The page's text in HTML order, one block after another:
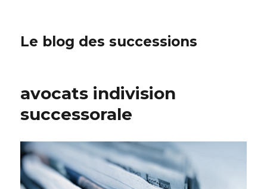
Le blog des successions
avocats indivision
successorale